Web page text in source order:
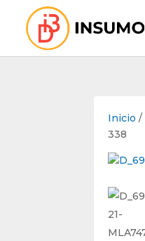
Inicio /
338